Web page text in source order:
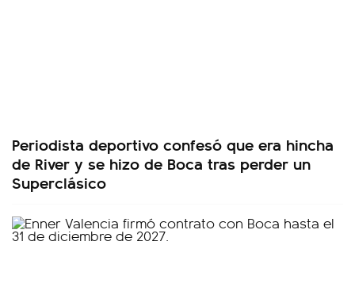
Periodista deportivo confesó que era hincha
de River y se hizo de Boca tras perder un
Superclásico